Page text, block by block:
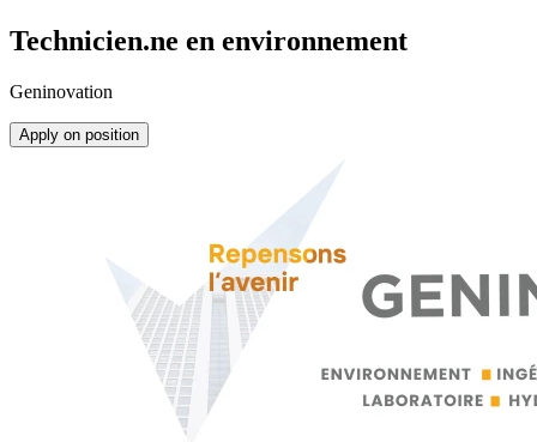
Technicien.ne en environnement
Geninovation
Apply on position